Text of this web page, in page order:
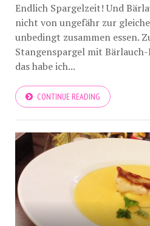
Endlich Spargelzeit! Und
nicht von ungefähr zur
unbedingt zusammen essen.
Stangenspargel mit
das habe ich...
CONTINUE READING